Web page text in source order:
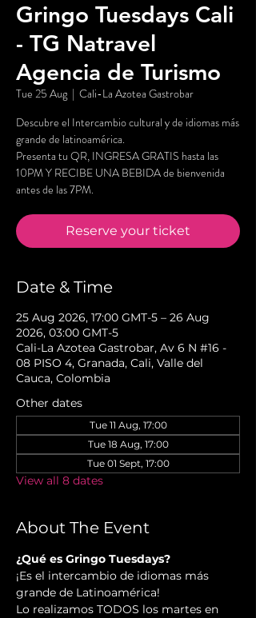
Gringo Tuesdays Cali
- TG Natravel
Agencia de Turismo
Tue 25 Aug
  |
Cali-La Azotea Gastrobar
Descubre el Intercambio cultural y de idiomas más
grande de latinoamérica.
Presenta tu QR, INGRESA GRATIS hasta las
10PM Y RECIBE UNA BEBIDA de bienvenida
antes de las 7PM.
Reserve your ticket
Date & Time
25 Aug 2026, 17:00 GMT-5 – 26 Aug
2026, 03:00 GMT-5
Cali-La Azotea Gastrobar, Av 6 N #16 -
08 PISO 4, Granada, Cali, Valle del
Cauca, Colombia
Other dates
Tue 11 Aug, 17:00
Tue 18 Aug, 17:00
Tue 01 Sept, 17:00
View all 8 dates
About The Event
¿Qué es Gringo Tuesdays?
¡Es el intercambio de idiomas más
grande de Latinoamérica!
Lo realizamos TODOS los martes en